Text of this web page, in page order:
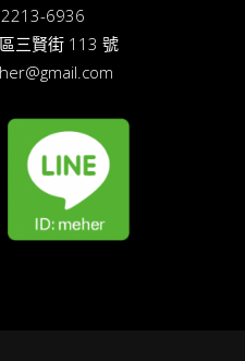
6936
三賢街 113 號